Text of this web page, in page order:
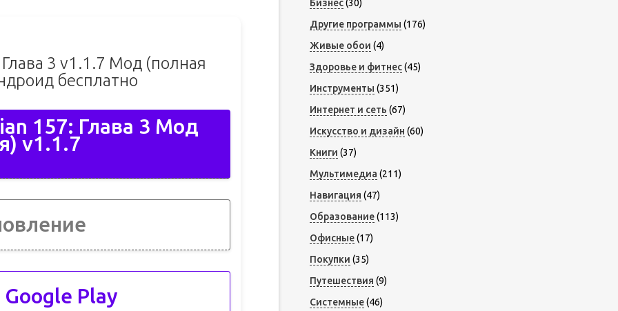
3 v1.1.7 Мод (полная
бесплатно
157: Глава 3 Мод
v1.1.7
Play
Бизнес(30)
Другие программы (176)
Живые обои (4)
Здоровье и фитнес(45)
Инструменты (351)
Интернет и сеть (67)
Искусство и дизайн (60)
Книги (37)
Мультимедиа (211)
Навигация (47)
Образование(113)
Офисные(17)
Покупки (35)
Путешествия (9)
Системные(46)